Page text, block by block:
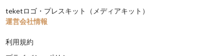
teketロゴ・プレスキット（メディアキット）
運営会社情報
利用規約